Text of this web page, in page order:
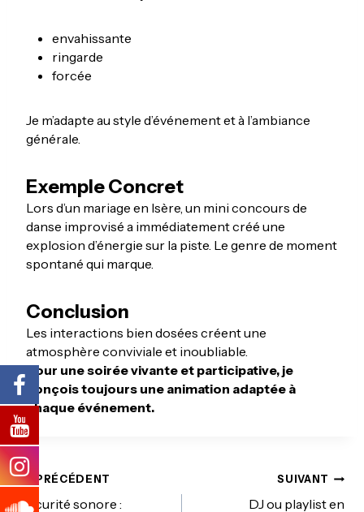
envahissante
ringarde
forcée
Je m’adapte au style d’événement et à l’ambiance
générale.
Exemple Concret
Lors d’un mariage en Isère, un mini concours de
danse improvisé a immédiatement créé une
explosion d’énergie sur la piste. Le genre de moment
spontané qui marque.
Conclusion
Les interactions bien dosées créent une
atmosphère conviviale et inoubliable.
Pour une soirée vivante et participative, je
conçois toujours une animation adaptée à
chaque événement.
PRÉCÉDENT
Sécurité sonore :
SUIVANT
DJ ou playlist en